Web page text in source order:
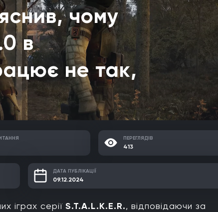
чому
в
не так,
ПЕРЕГЛЯДІВ
413
ДАТА ПУБЛІКАЦІЇ
09.12.2024
іграх серії S.T.A.L.K.E.R., відповідаючи за